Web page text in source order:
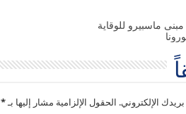
ماسبيرو للوقاية
الإلكتروني. الحقول الإلزامية مشار إليها بـ*